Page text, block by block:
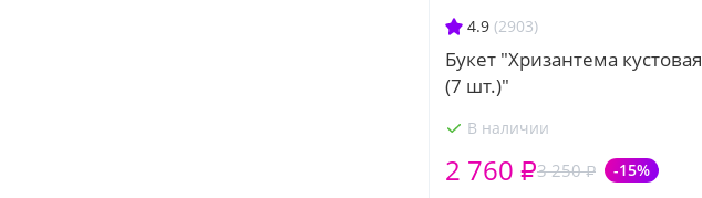
4.9 (2903)
Букет "Хризантема кустовая
(7 шт.)"
В наличии
3 250 ₽ -15%
2 760 ₽